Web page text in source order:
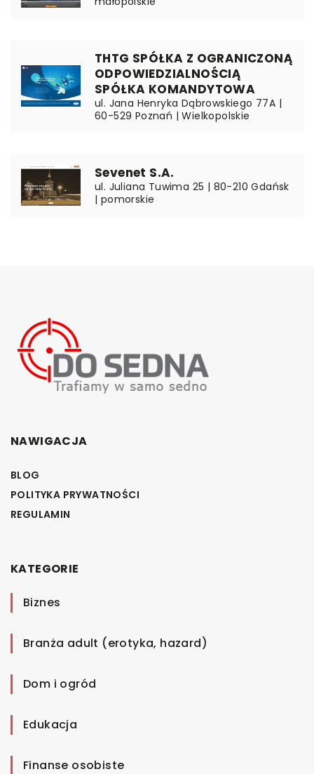
THTG SPÓŁKA Z OGRANICZONĄ
ODPOWIEDZIALNOŚCIĄ
SPÓŁKA KOMANDYTOWA
ul. Jana Henryka Dąbrowskiego 77A |
60-529 Poznań | Wielkopolskie
Sevenet S.A.
ul. Juliana Tuwima 25 | 80-210 Gdańsk
| pomorskie
NAWIGACJA
BLOG
POLITYKA PRYWATNOŚCI
REGULAMIN
KATEGORIE
Biznes
Branża adult (erotyka, hazard)
Dom i ogród
Edukacja
Finanse osobiste